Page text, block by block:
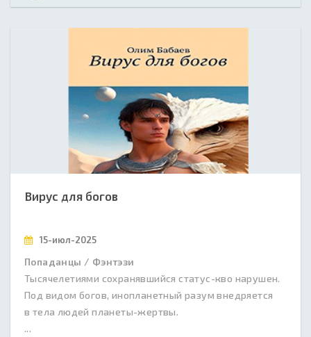
Вирус для богов
15-июл-2025
Попаданцы / Фэнтэзи
Тысячелетиями сохранявшийся статус-кво нарушен.
Под видом богов, инопланетный разум внедряется
в тела людей планеты-жертвы.
...